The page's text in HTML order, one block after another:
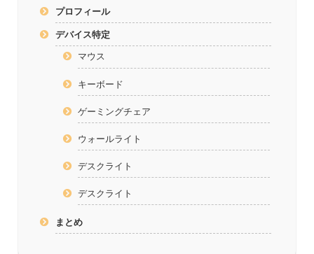
プロフィール
デバイス特定
マウス
キーボード
ゲーミングチェア
ウォールライト
デスクライト
デスクライト
まとめ